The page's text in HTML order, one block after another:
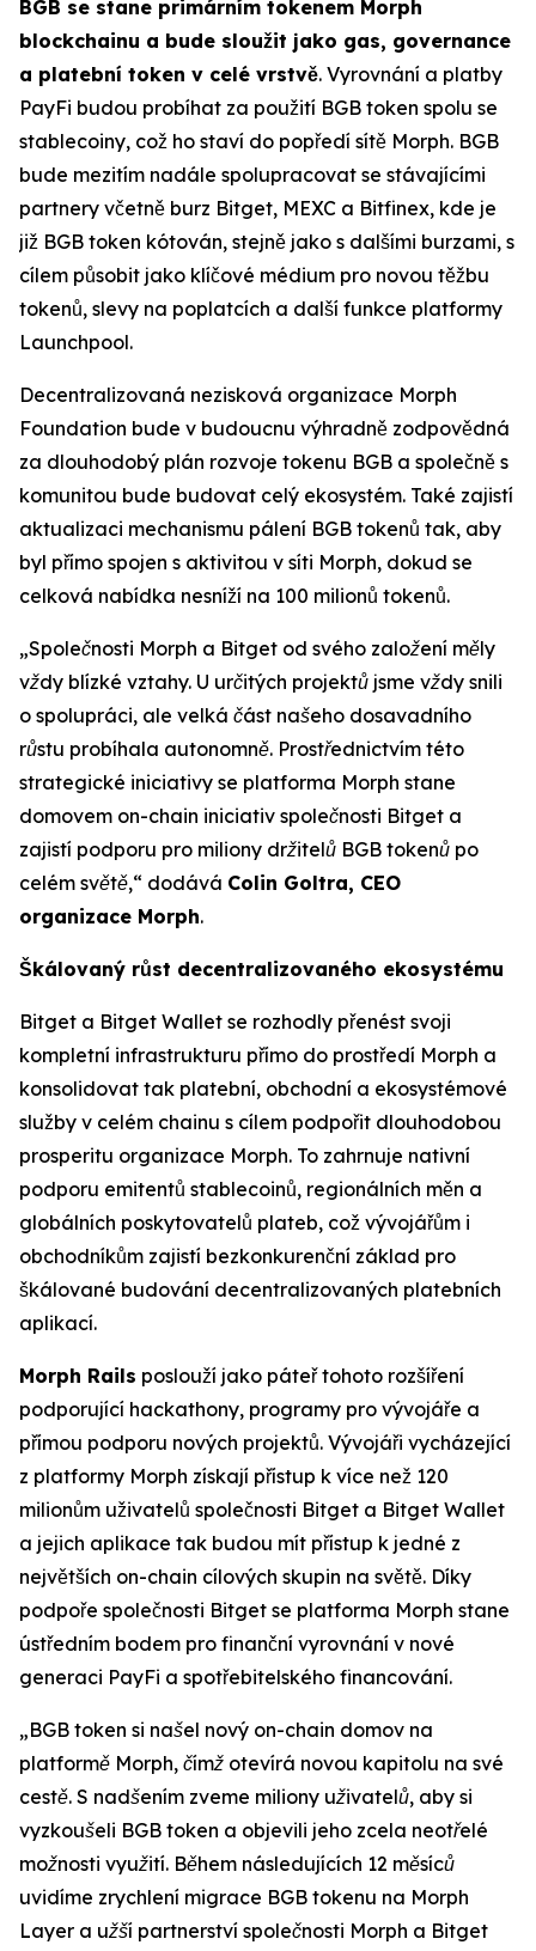
BGB se stane primárním tokenem Morph
blockchainu a bude sloužit jako gas, governance
a platební token v celé vrstvě. Vyrovnání a platby
PayFi budou probíhat za použití BGB token spolu se
stablecoiny, což ho staví do popředí sítě Morph. BGB
bude mezitím nadále spolupracovat se stávajícími
partnery včetně burz Bitget, MEXC a Bitfinex, kde je
již BGB token kótován, stejně jako s dalšími burzami, s
cílem působit jako klíčové médium pro novou těžbu
tokenů, slevy na poplatcích a další funkce platformy
Launchpool.
Decentralizovaná nezisková organizace Morph
Foundation bude v budoucnu výhradně zodpovědná
za dlouhodobý plán rozvoje tokenu BGB a společně s
komunitou bude budovat celý ekosystém. Také zajistí
aktualizaci mechanismu pálení BGB tokenů tak, aby
byl přímo spojen s aktivitou v síti Morph, dokud se
celková nabídka nesníží na 100 milionů tokenů.
„Společnosti Morph a Bitget od svého založení měly
vždy blízké vztahy. U určitých projektů jsme vždy snili
o spolupráci, ale velká část našeho dosavadního
růstu probíhala autonomně. Prostřednictvím této
strategické iniciativy se platforma Morph stane
domovem on-chain iniciativ společnosti Bitget a
zajistí podporu pro miliony držitelů BGB tokenů po
celém světě,“ dodává Colin Goltra, CEO
organizace Morph.
Škálovaný růst decentralizovaného ekosystému
Bitget a Bitget Wallet se rozhodly přenést svoji
kompletní infrastrukturu přímo do prostředí Morph a
konsolidovat tak platební, obchodní a ekosystémové
služby v celém chainu s cílem podpořit dlouhodobou
prosperitu organizace Morph. To zahrnuje nativní
podporu emitentů stablecoinů, regionálních měn a
globálních poskytovatelů plateb, což vývojářům i
obchodníkům zajistí bezkonkurenční základ pro
škálované budování decentralizovaných platebních
aplikací.
Morph Rails poslouží jako páteř tohoto rozšíření
podporující hackathony, programy pro vývojáře a
přímou podporu nových projektů. Vývojáři vycházející
z platformy Morph získají přístup k více než 120
milionům uživatelů společnosti Bitget a Bitget Wallet
a jejich aplikace tak budou mít přístup k jedné z
největších on-chain cílových skupin na světě. Díky
podpoře společnosti Bitget se platforma Morph stane
ústředním bodem pro finanční vyrovnání v nové
generaci PayFi a spotřebitelského financování.
„BGB token si našel nový on-chain domov na
platformě Morph, čímž otevírá novou kapitolu na své
cestě. S nadšením zveme miliony uživatelů, aby si
vyzkoušeli BGB token a objevili jeho zcela neotřelé
možnosti využití. Během následujících 12 měsíců
uvidíme zrychlení migrace BGB tokenu na Morph
Layer a užší partnerství společnosti Morph a Bitget